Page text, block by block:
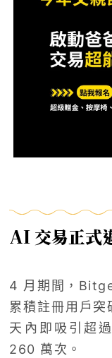
AI 交易正式
4 月期間，
累積註冊用戶
天內即吸引超
260 萬次。